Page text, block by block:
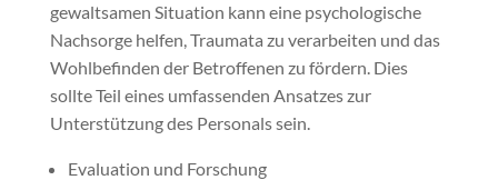
gewaltsamen Situation kann eine psychologische
Nachsorge helfen, Traumata zu verarbeiten und das
Wohlbefinden der Betroffenen zu fördern. Dies
sollte Teil eines umfassenden Ansatzes zur
Unterstützung des Personals sein.
Evaluation und Forschung